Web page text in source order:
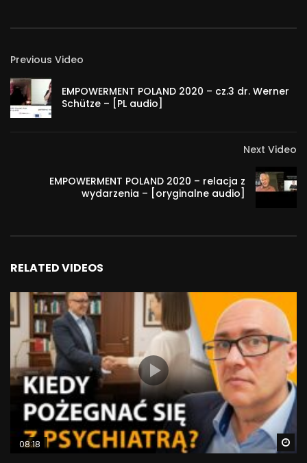
Previous Video
EMPOWERMENT POLAND 2020 – cz.3 dr. Werner
Schütze – [PL audio]
Next Video
EMPOWERMENT POLAND 2020 – relacja z
wydarzenia – [oryginalne audio]
RELATED VIDEOS
08:18